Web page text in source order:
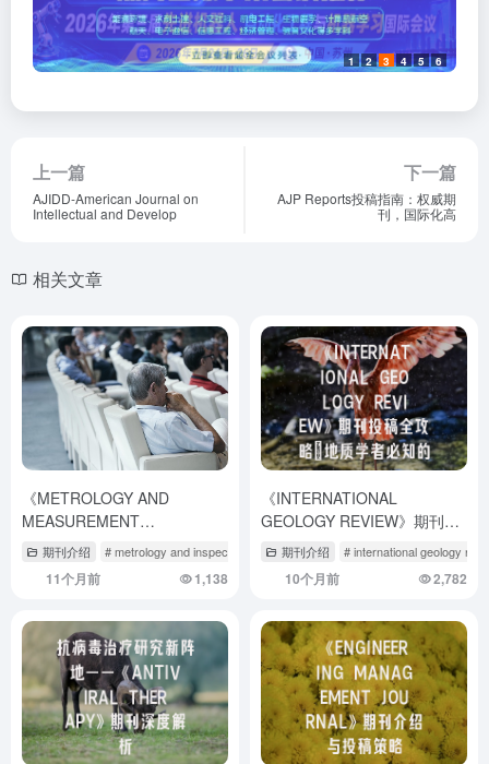
1 2 3 4 5 6
上一篇
AJIDD-American Journal on
Intellectual and Develop
下一篇
AJP Reports投稿指南：权威期
刊，国际化高
相关文章
《METROLOGY AND
MEASUREMENT
SYSTEMS》期刊介绍与投稿
期刊介绍 # metrology and inspection # metrology process
11个月前 1,138
《INTERNATIONAL
GEOLOGY REVIEW》期刊投
稿全攻略：地质学者必知的发
期刊介绍 # international geology
10个月前 2,782